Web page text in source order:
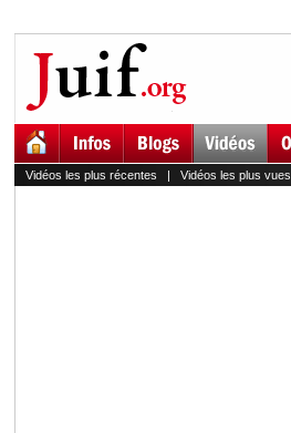
Vidéos les plus récentes | Vidéos les plus vues